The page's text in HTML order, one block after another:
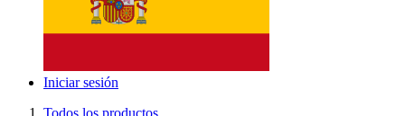
Iniciar sesión